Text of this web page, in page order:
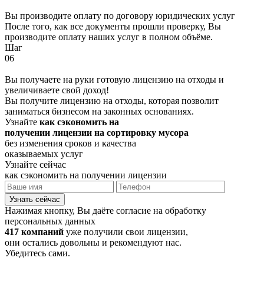
Вы производите оплату по договору юридических услуг
После того, как все документы прошли проверку, Вы
производите оплату наших услуг в полном объёме.
Шаг
06
Вы получаете на руки готовую лицензию на отходы и
увеличиваете свой доход!
Вы получите лицензию на отходы, которая позволит
заниматься бизнесом на законных основаниях.
Узнайте как сэкономить на
получении лицензии на сортировку мусора
без изменения сроков и качества
оказываемых услуг
Узнайте сейчас
как сэкономить на получении лицензии
Узнать сейчас
Нажимая кнопку, Вы даёте согласие на обработку
персональных данных
417 компаний уже получили свои лицензии,
они остались довольны и рекомендуют нас.
Убедитесь сами.